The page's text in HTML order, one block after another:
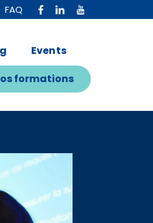
FAQ
Events
formations